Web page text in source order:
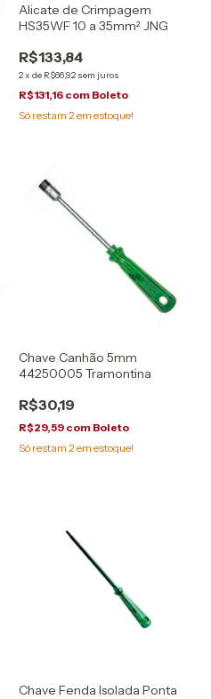
Alicate de Crimpagem
HS35WF 10 a 35mm² JNG
R$133,84
2x de R$66,92 sem juros
R$131,16 com Boleto
Só restam 2 em estoque!
Chave Canhão 5mm
44250005 Tramontina
R$30,19
R$29,59 com Boleto
Só restam 2 em estoque!
Chave Fenda Isolada Ponta